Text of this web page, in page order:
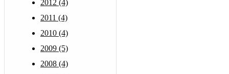
2012 (4)
2011 (4)
2010 (4)
2009 (5)
2008 (4)